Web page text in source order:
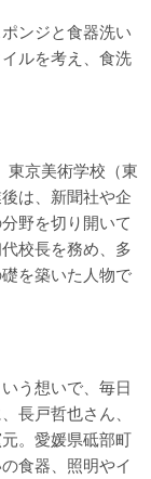
ンジと食器洗い
ルを考え、食洗
東京美術学校（東
は、新聞社や企
野を切り開いて
校長を務め、多
を築いた人物で
う想いで、毎日
長戸哲也さん、
。愛媛県砥部町
食器、照明やイ